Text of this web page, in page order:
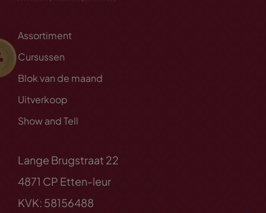
Assortiment
Cursussen
Blok van de maand
Uitverkoop
Show and Tell
Lange Brugstraat 22
4871 CP Etten-leur
KVK: 58156488